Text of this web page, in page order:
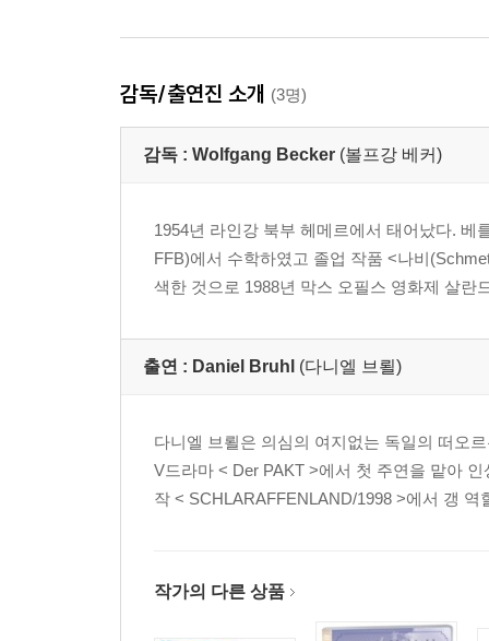
감독/출연진 소개 (3명)
감독 : Wolfgang Becker (볼프강 베커)
1954년 라인강 북부 헤메르에서 태어났다.
FFB)에서 수학하였고 졸업 작품 <나비
색한 것으로 1988년 막스 오필스 영화제 살란
출연 : Daniel Bruhl (다니엘 브뢸)
다니엘 브뢸은 의심의 여지없는 독일의 떠오
V드라마 < Der PAKT >에서 첫 주연을 맡아
작 < SCHLARAFFENLAND/1998 >에서 갱
작가의 다른 상품